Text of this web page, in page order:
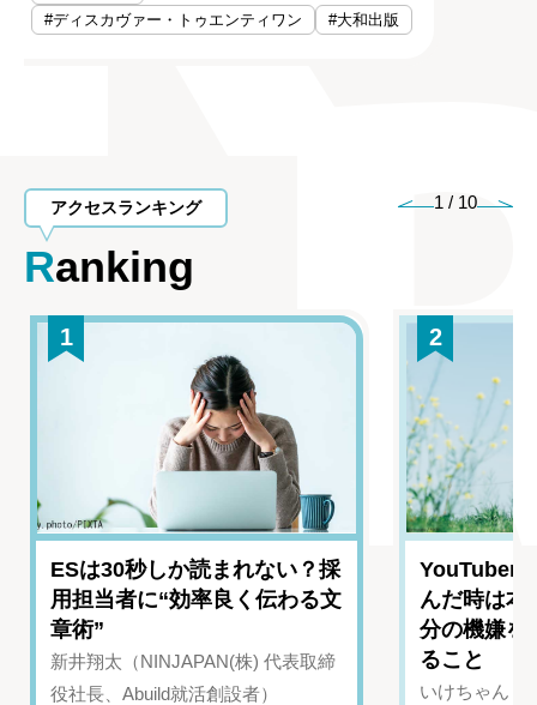
#ディスカヴァー・トゥエンティワン
#大和出版
アクセスランキング
Ranking
1 / 10
1
ESは30秒しか読まれない？採
用担当者に“効率良く伝わる文
章術”
新井翔太（NINJAPAN(株) 代表取締
役社長、Abuild就活創設者）
2
YouTuber
んだ時は
分の機嫌を
ること
いけちゃん（